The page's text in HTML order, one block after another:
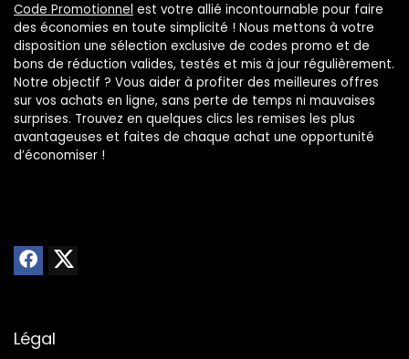
Code Promotionnel est votre allié incontournable pour faire
des économies en toute simplicité ! Nous mettons à votre
disposition une sélection exclusive de codes promo et de
bons de réduction valides, testés et mis à jour régulièrement.
Notre objectif ? Vous aider à profiter des meilleures offres
sur vos achats en ligne, sans perte de temps ni mauvaises
surprises. Trouvez en quelques clics les remises les plus
avantageuses et faites de chaque achat une opportunité
d’économiser !
Légal